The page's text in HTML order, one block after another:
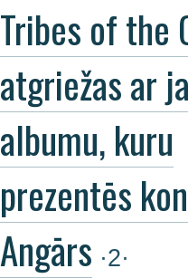
Tribes of the
atgriežas ar
albumu, kuru
prezentēs
Angārs ·2·